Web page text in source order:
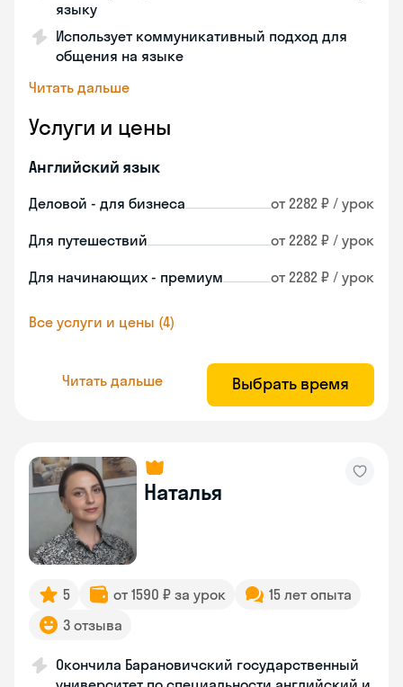
языку
Использует коммуникативный подход для
общения на языке
Читать дальше
Услуги и цены
Английский язык
Деловой - для бизнеса от 2282 ₽ / урок
Для путешествий от 2282 ₽ / урок
Для начинающих - премиум от 2282 ₽ / урок
Все услуги и цены (4)
Читать дальше Выбрать время
Наталья
5 от 1590 ₽ за урок
15 лет опыта
3 отзыва
Окончила Барановичский государственный